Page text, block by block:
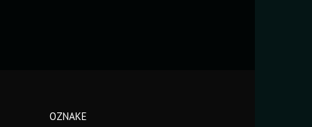
OZNAKE